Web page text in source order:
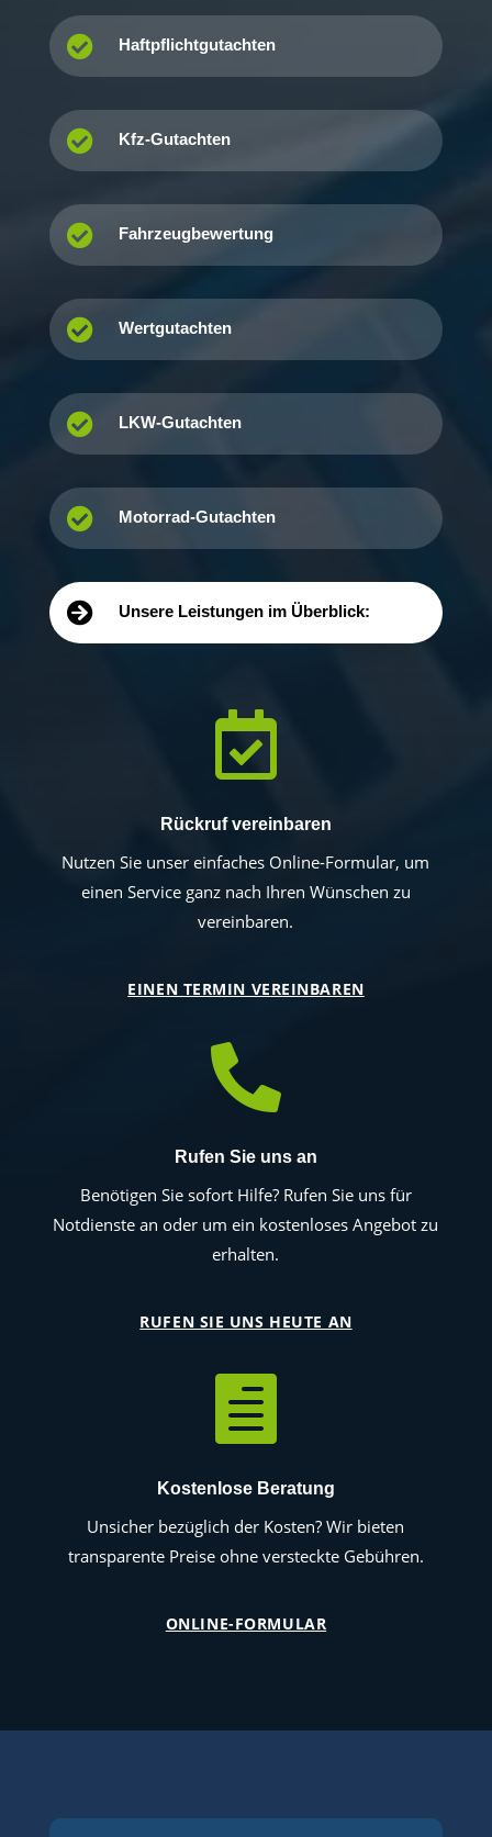
 Haftpflichtgutachten
 Kfz-Gutachten
 Fahrzeugbewertung
 Wertgutachten
 LKW-Gutachten
 Motorrad-Gutachten
 Unsere Leistungen im Überblick:

Rückruf vereinbaren
Nutzen Sie unser einfaches Online-Formular, um
einen Service ganz nach Ihren Wünschen zu
vereinbaren.
EINEN TERMIN VEREINBAREN

Rufen Sie uns an
Benötigen Sie sofort Hilfe? Rufen Sie uns für
Notdienste an oder um ein kostenloses Angebot zu
erhalten.
RUFEN SIE UNS HEUTE AN

Kostenlose Beratung
Unsicher bezüglich der Kosten? Wir bieten
transparente Preise ohne versteckte Gebühren.
ONLINE-FORMULAR